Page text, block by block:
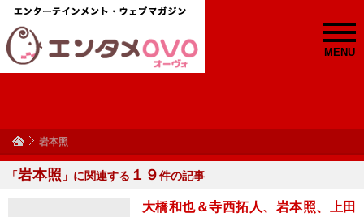
MENU
岩本照
「岩本照 」に関連する １９件の記事
大橋和也＆寺西拓人、岩本照、上田